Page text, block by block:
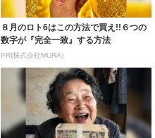
８月のロト6はこの方法で買え!!６つの
数字が『完全一致』する方法
PR(株式会社MURA)